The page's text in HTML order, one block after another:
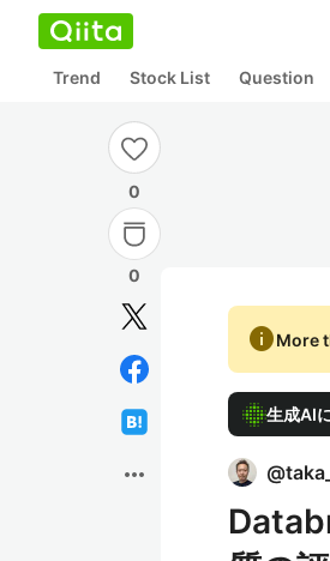
Trend Stock List Question
0
0
more_horiz
infoMore
生成AI
@